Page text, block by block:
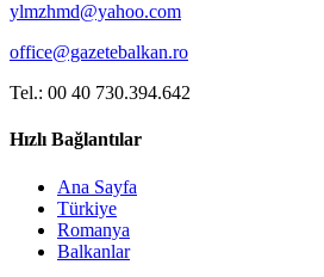
ylmzhmd@yahoo.com
office@gazetebalkan.ro
Tel.: 00 40 730.394.642
Hızlı Bağlantılar
Ana Sayfa
Türkiye
Romanya
Balkanlar